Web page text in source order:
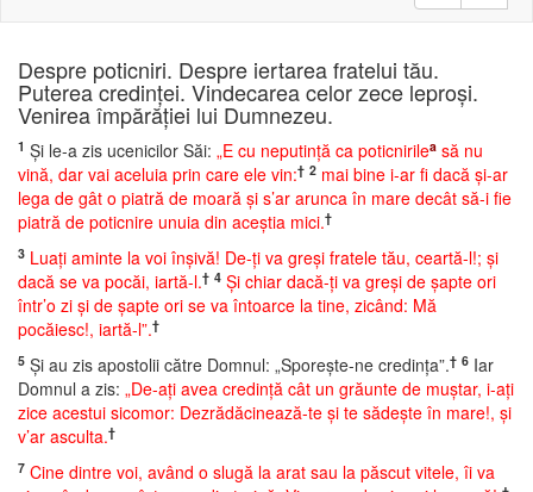
Despre poticniri. Despre iertarea fratelui tău.
Puterea credinţei. Vindecarea celor zece leproşi.
Venirea împărăţiei lui Dumnezeu.
1 Şi le-a zis ucenicilor Săi: „E cu neputinţă ca poticnirilea să nu
vină, dar vai aceluia prin care ele vin:† 2 mai bine i-ar fi dacă şi-ar
lega de gât o piatră de moară şi s’ar arunca în mare decât să-i fie
piatră de poticnire unuia din aceştia mici.†
3 Luaţi aminte la voi înşivă! De-ţi va greşi fratele tău, ceartă-l!; şi
dacă se va pocăi, iartă-l.† 4 Şi chiar dacă-ţi va greşi de şapte ori
într’o zi şi de şapte ori se va întoarce la tine, zicând: Mă
pocăiesc!, iartă-l”.†
5 Şi au zis apostolii către Domnul: „Sporeşte-ne credinţa”.† 6 Iar
Domnul a zis: „De-aţi avea credinţă cât un grăunte de muştar, i-aţi
zice acestui sicomor: Dezrădăcinează-te şi te sădeşte în mare!, şi
v’ar asculta.†
7 Cine dintre voi, având o slugă la arat sau la păscut vitele, îi va